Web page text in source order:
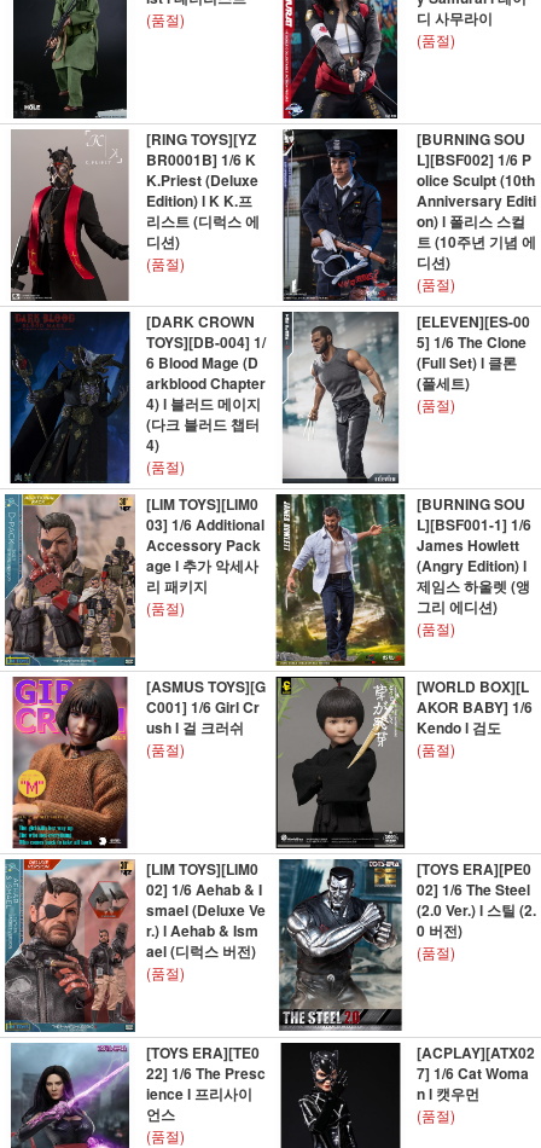
(품절)
디 사무라이
(품절)
[RING TOYS][YZ
BR0001B] 1/6 K
K.Priest (Deluxe
Edition) l K K.프
리스트 (디럭스 에
디션)
(품절)
[BURNING SOU
L][BSF002] 1/6 P
olice Sculpt (10th
Anniversary Editi
on) l 폴리스 스컬
트 (10주년 기념 에
디션)
(품절)
[DARK CROWN
TOYS][DB-004] 1/
6 Blood Mage (D
arkblood Chapter
4) l 블러드 메이지
(다크 블러드 챕터
4)
(품절)
[ELEVEN][ES-00
5] 1/6 The Clone
(Full Set) l 클론
(풀세트)
(품절)
[LIM TOYS][LIM0
03] 1/6 Additional
Accessory Pack
age l 추가 악세사
리 패키지
(품절)
[BURNING SOU
L][BSF001-1] 1/6
James Howlett
(Angry Edition) l
제임스 하울렛 (앵
그리 에디션)
(품절)
[ASMUS TOYS][G
C001] 1/6 Girl Cr
ush l 걸 크러쉬
(품절)
[WORLD BOX][L
AKOR BABY] 1/6
Kendo l 검도
(품절)
[LIM TOYS][LIM0
02] 1/6 Aehab & I
smael (Deluxe Ve
r.) l Aehab & Ism
ael (디럭스 버전)
(품절)
[TOYS ERA][PE0
02] 1/6 The Steel
(2.0 Ver.) l 스틸 (2.
0 버전)
(품절)
[TOYS ERA][TE0
22] 1/6 The Presc
ience l 프리사이
언스
(품절)
[ACPLAY][ATX02
7] 1/6 Cat Woma
n l 캣우먼
(품절)